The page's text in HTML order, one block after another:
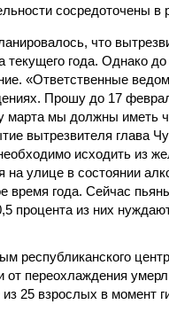
сосредоточены в
что
текущего года. Однако
«Ответственные
Прошу до 17
марта мы должны иметь
вытрезвителя глава
исходить из
на улице в состоянии
время года. Сейчас
процента из них
республиканского
от переохлаждения
25 взрослых в момент